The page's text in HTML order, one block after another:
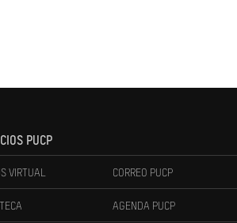
PUCP
VIRTUAL CORREO PUCP
AGENDA PUCP